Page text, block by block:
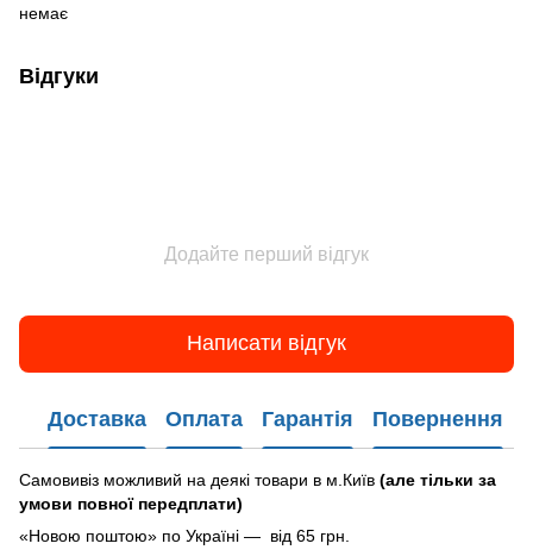
немає
Відгуки
Додайте перший відгук
Написати відгук
Доставка Оплата Гарантія Повернення
Самовивіз можливий на деякі товари в м.Київ (але тільки за
умови повної передплати)
«Новою поштою» по Україні — від 65 грн.